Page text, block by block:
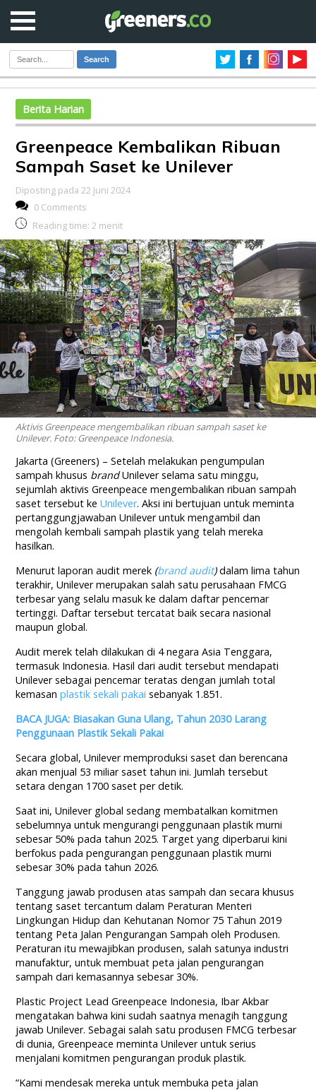
Search
Berita Harian
Greenpeace Kembalikan Ribuan
Sampah Saset ke Unilever
Diposting pada 22 Juni 2024
0 Comments
Reading time: 2 menit
Aktivis Greenpeace mengembalikan ribuan sampah saset ke
Unilever. Foto: Greenpeace Indonesia.
Jakarta (Greeners) – Setelah melakukan pengumpulan
sampah khusus brandUnilever selama satu minggu,
sejumlah aktivis Greenpeace mengembalikan ribuan sampah
saset tersebut keUnilever. Aksi ini bertujuan untuk meminta
pertanggungjawaban Unilever untuk mengambil dan
mengolah kembali sampah plastik yang telah mereka
hasilkan.
Menurut laporan audit merek (brand audit)dalam lima tahun
terakhir, Unilever merupakan salah satu perusahaan FMCG
terbesar yang selalu masuk ke dalam daftar pencemar
tertinggi. Daftar tersebut tercatat baik secara nasional
maupun global.
Audit merek telah dilakukan di 4 negara Asia Tenggara,
termasuk Indonesia. Hasil dari audit tersebut mendapati
Unilever sebagai pencemar teratas dengan jumlah total
kemasanplastik sekali pakaisebanyak 1.851.
BACA JUGA: Biasakan Guna Ulang, Tahun 2030 Larang
Penggunaan Plastik Sekali Pakai
Secara global, Unilever memproduksi saset dan berencana
akan menjual 53 miliar saset tahun ini. Jumlah tersebut
setara dengan 1700 saset per detik.
Saat ini, Unilever global sedang membatalkan komitmen
sebelumnya untuk mengurangi penggunaan plastik murni
sebesar 50% pada tahun 2025. Target yang diperbarui kini
berfokus pada pengurangan penggunaan plastik murni
sebesar 30% pada tahun 2026.
Tanggung jawab produsen atas sampah dan secara khusus
tentang saset tercantum dalam Peraturan Menteri
Lingkungan Hidup dan Kehutanan Nomor 75 Tahun 2019
tentang Peta Jalan Pengurangan Sampah oleh Produsen.
Peraturan itu mewajibkan produsen, salah satunya industri
manufaktur, untuk membuat peta jalan pengurangan
sampah dari kemasannya sebesar 30%.
Plastic Project Lead Greenpeace Indonesia, Ibar Akbar
mengatakan bahwa kini sudah saatnya menagih tanggung
jawab Unilever. Sebagai salah satu produsen FMCG terbesar
di dunia, Greenpeace meminta Unilever untuk serius
menjalani komitmen pengurangan produk plastik.
“Kami mendesak mereka untuk membuka peta jalan